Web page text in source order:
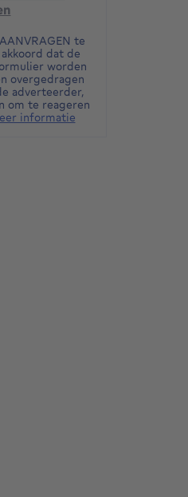
te
dat de
worden
overgedragen
adverteerder,
om te reageren
informatie